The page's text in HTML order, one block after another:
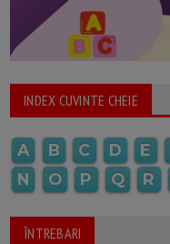
INDEX CUVINTE CHEIE
A B C D E
N
O P Q R
ÎNTREBARI